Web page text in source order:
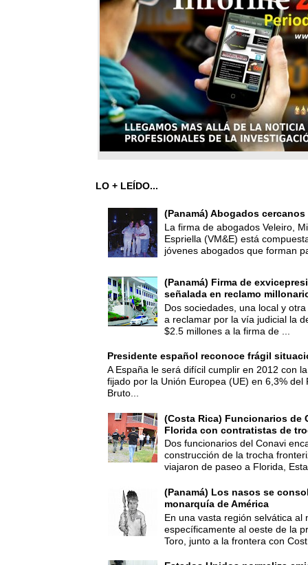
LO + LEÍDO...
(Panamá) Abogados
La firma de abogados Veleiro,
Espriella (VM&E) está
jóvenes abogados que forman
(Panamá) Firma de
señalada en reclamo
Dos sociedades, una local y
a reclamar por la vía judicial la
$2.5 millones a la firma de ...
Presidente español reconoce frágil
A España le será difícil cumplir en 2012 con
fijado por la Unión Europea (UE) en 6,3% del
Bruto...
(Costa Rica) Funcionarios de
Florida con contratistas de
Dos funcionarios del Conavi
construcción de la trocha
viajaron de paseo a Florida,
(Panamá) Los nasos se
monarquía de América
En una vasta región selvática al
específicamente al oeste de la
Toro, junto a la frontera con